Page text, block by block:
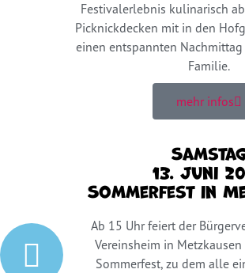
Festivalerlebnis kulinarisch
Picknickdecken mit in den
einen entspannten
Familie.
mehr infos
13. Juni
Sommerfest in
Ab 15 Uhr feiert der
Vereinsheim in
Sommerfest, zu dem alle